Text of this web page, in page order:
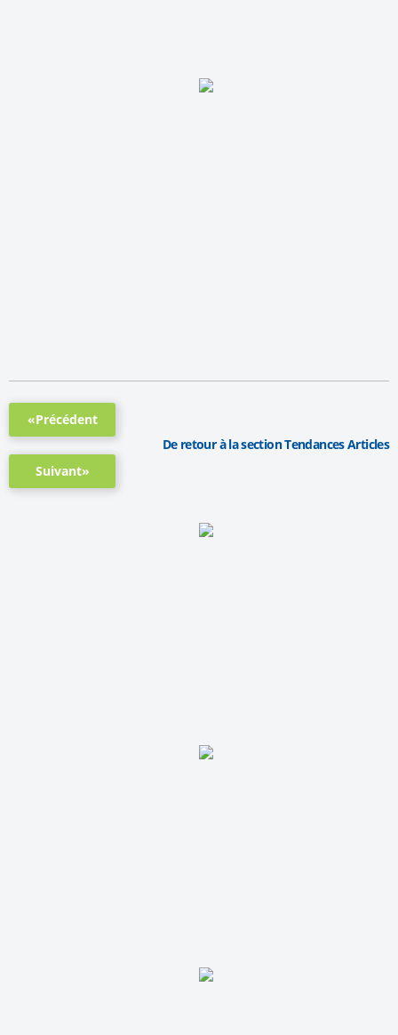
«Précédent
Suivant»
De retour à la section Tendances Articles